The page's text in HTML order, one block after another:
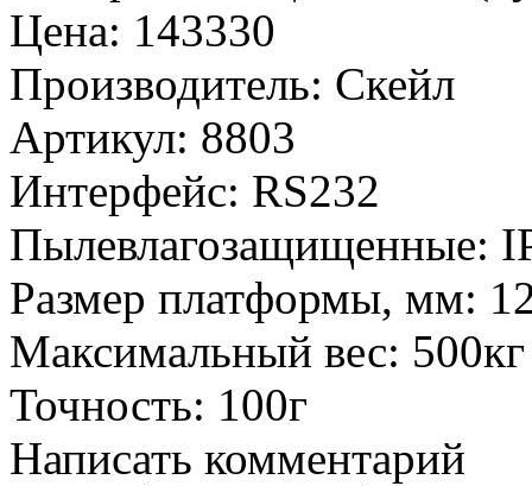
Цена: 143330
Производитель: Скейл
Артикул: 8803
Интерфейс: RS232
Пылевлагозащищенные:
Размер платформы, мм:
Максимальный вес: 500кг
Точность: 100г
Написать комментарий